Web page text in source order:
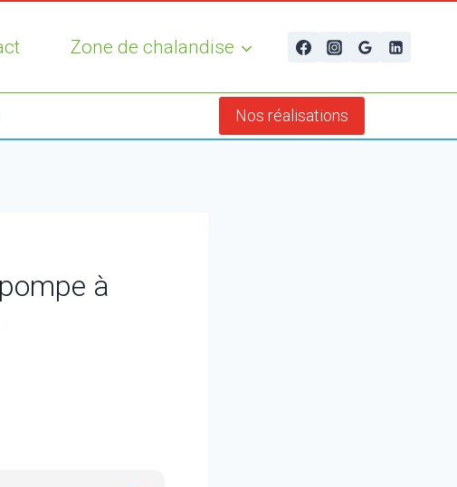
Zone de chalandise
Nos réalisations
à